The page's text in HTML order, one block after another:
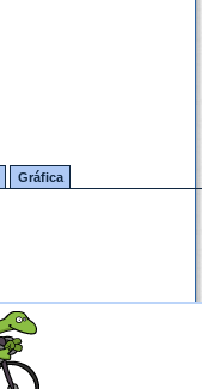
Gráfica